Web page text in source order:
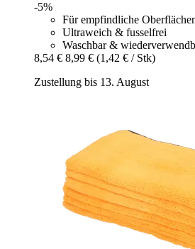
-5%
Für empfindliche
Ultraweich & fusselfrei
Waschbar &
8,54 € 8,99 € (1,42 € / Stk)
Zustellung bis 13. August